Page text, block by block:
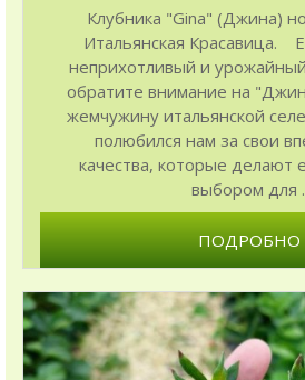
Клубника "Gina" (Джина)
Итальянская Красавица.
неприхотливый и
обратите внимание на
жемчужину итальянской
полюбился нам за свои
качества, которые делают
выбором для
ПОДРОБНО